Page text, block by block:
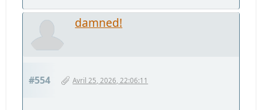
damned!
#554 Avril 25, 2026, 22:06:11